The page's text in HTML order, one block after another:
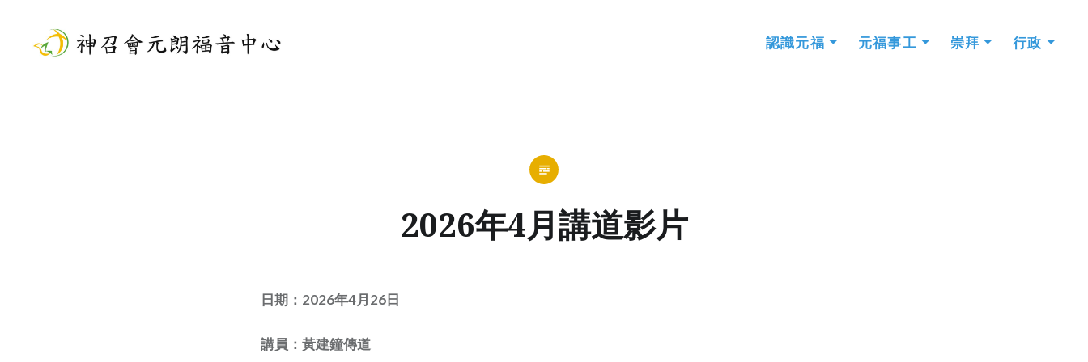
content
認識元福 元福事工 崇拜 行政
2026年4月講道影片
日期：2026年4月26日
講員：黃建鐘傳道